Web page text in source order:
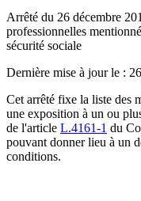
Arrêté du 26 décembre
professionnelles
sécurité sociale
Dernière mise à jour le :
Cet arrêté fixe la liste des
une exposition à un ou
de l'article L.4161-1 du
pouvant donner lieu à un
conditions.